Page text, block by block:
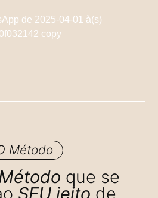
Método
que se
SEU jeito de